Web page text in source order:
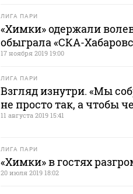
ЛИГА ПАРИ
«Химки» одержали
обыграла «СКА-
17 ноября 2019 19:00
ЛИГА ПАРИ
Взгляд изнутри. «Мы
не просто так, а чтобы
11 августа 2019 15:41
ЛИГА ПАРИ
«Химки» в гостях
20 июля 2019 18:02